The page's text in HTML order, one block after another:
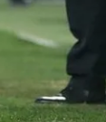
çerezler
amacıyla
reklam/
Çerezlere ilişkin